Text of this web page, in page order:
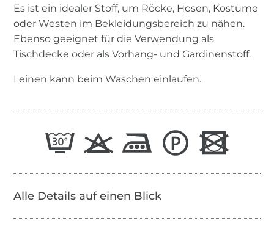
Es ist ein idealer Stoff, um Röcke, Hosen, Kostüme
oder Westen im Bekleidungsbereich zu nähen.
Ebenso geeignet für die Verwendung als
Tischdecke oder als Vorhang- und Gardinenstoff.
Leinen kann beim Waschen einlaufen.
Alle Details auf einen Blick